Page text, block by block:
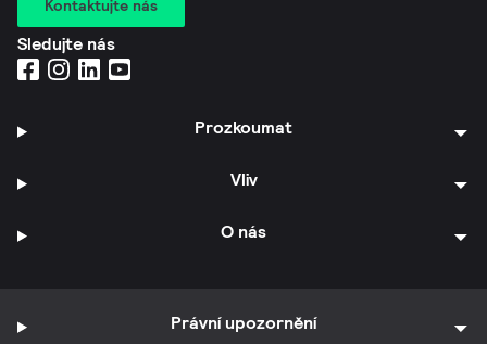
Kontaktujte nás
Sledujte nás
Prozkoumat
Vliv
O nás
Právní upozornění